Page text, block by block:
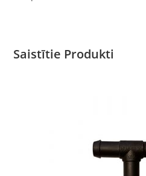
Saistītie Produkti